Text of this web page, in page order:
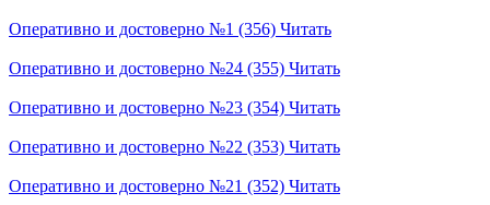
Оперативно и достоверно №1 (356) Читать
Оперативно и достоверно №24 (355) Читать
Оперативно и достоверно №23 (354) Читать
Оперативно и достоверно №22 (353) Читать
Оперативно и достоверно №21 (352) Читать